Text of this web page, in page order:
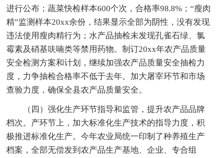
进行公布；蔬菜快检样本600个次，合格率98.8%；“瘦肉
精”监测样本20xx余份，结果显示全部为阴性，没有发现
违法使用瘦肉精行为；水产品抽检未发现孔雀石绿、氯
霉素及硝基呋喃类等禁用药物。制订20xx年农产品质量
安全检测方案和计划，继续加强农产品质量安全抽检力
度，力争抽检合格率不低于去年。加大屠宰环节和市场
查验力度，确保全县农产品质量安全。
（四）强化生产环节指导和监管，提升农产品品牌
档次。产环节上，加大标准化生产技术的指导力度，积
极推进标准化生产。今年农业局统一印制了种养殖生产
档案，全部无偿发到农产品生产基地、企业、专合组